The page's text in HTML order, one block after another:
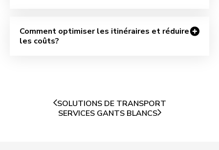
Comment optimiser les itinéraires et réduire
les coûts?
SOLUTIONS DE TRANSPORT
SERVICES GANTS BLANCS